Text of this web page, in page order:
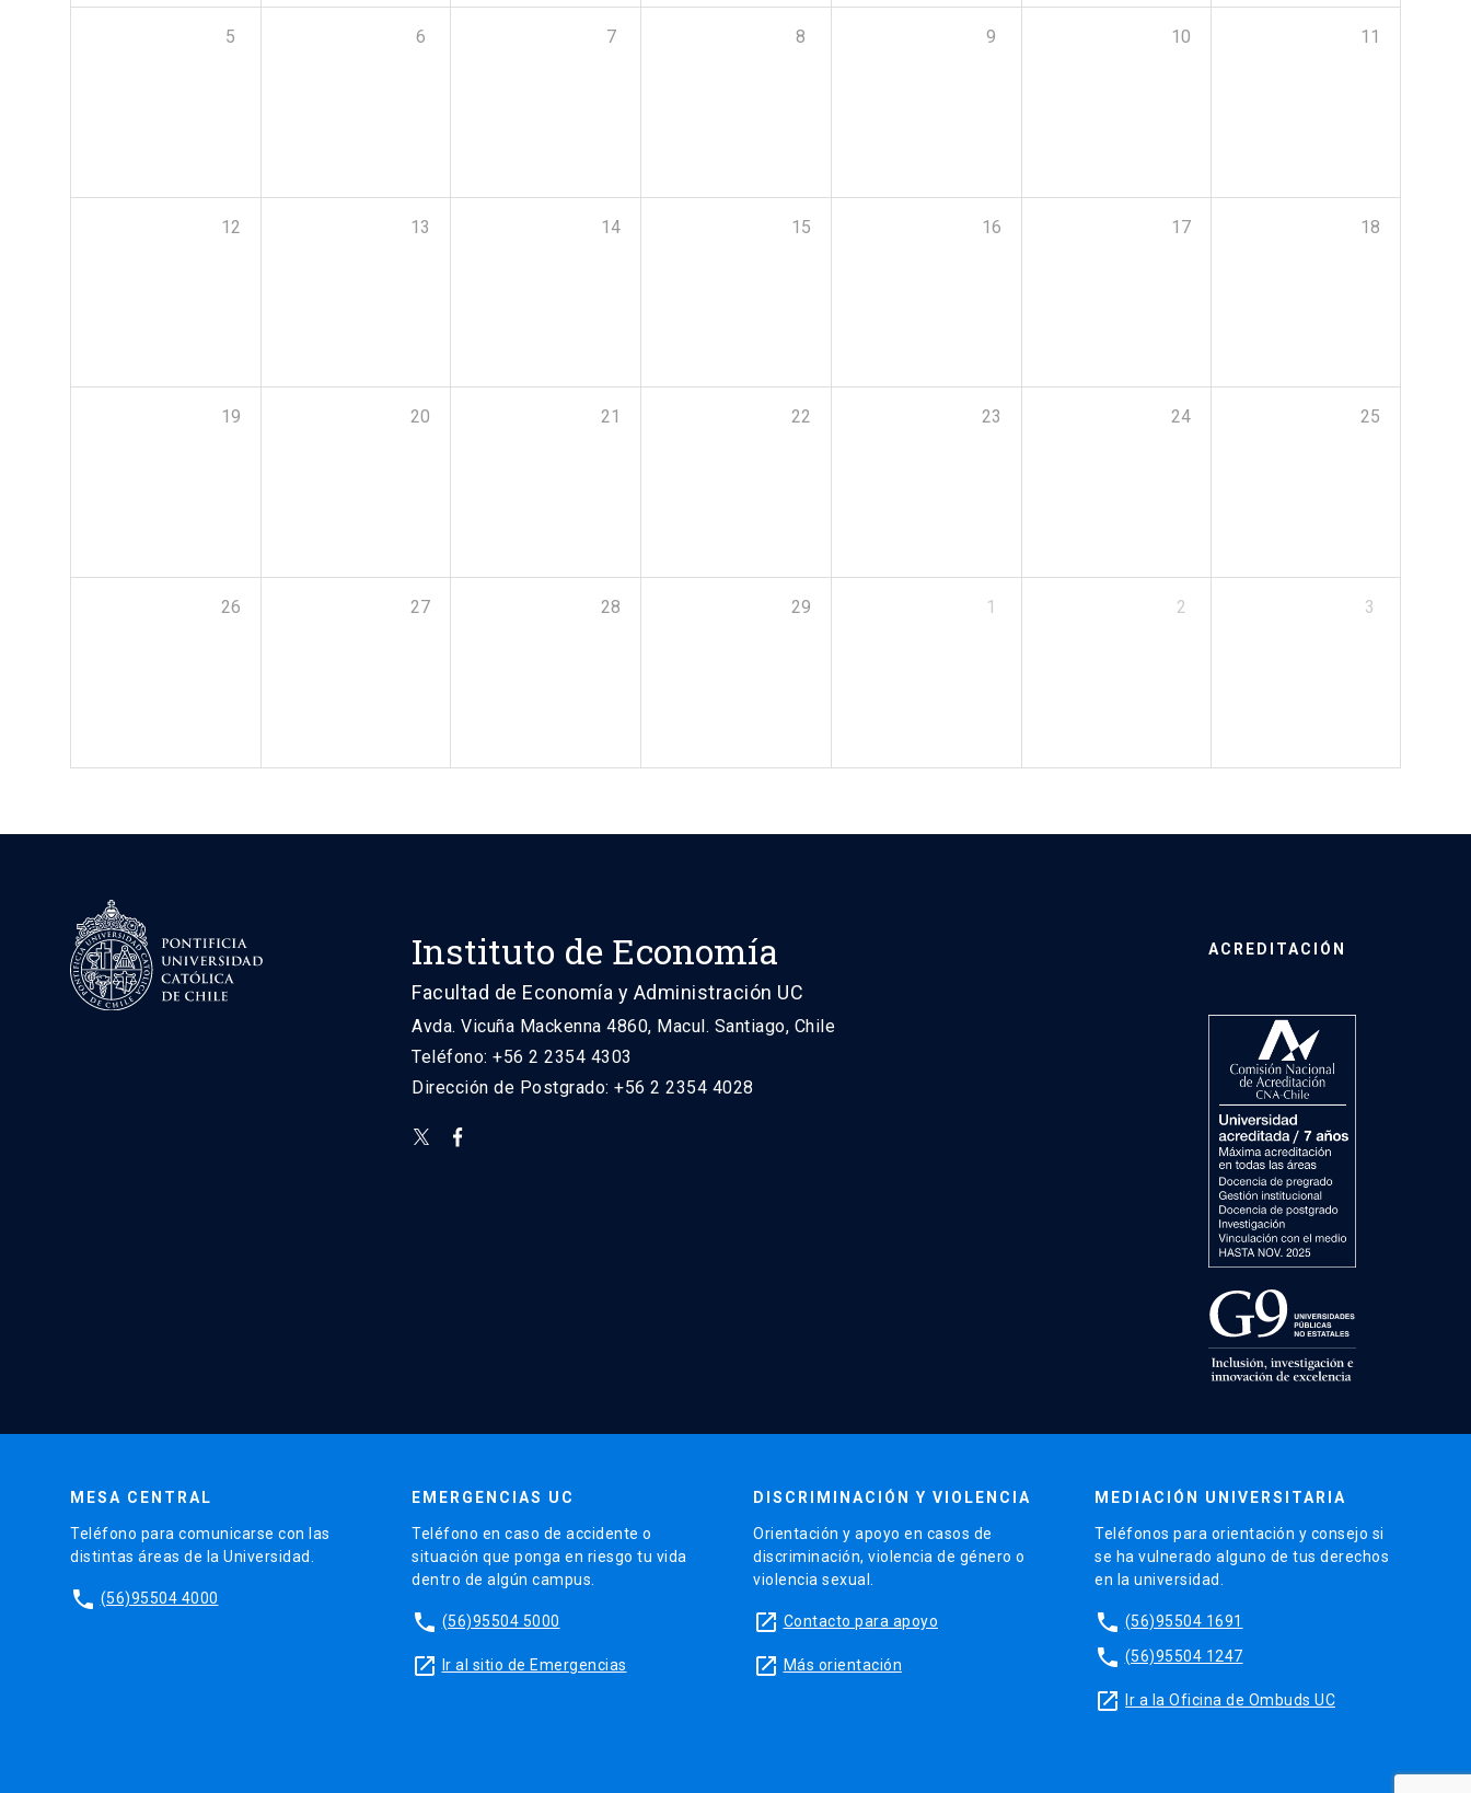
5 6 7 8 9 10 11
12 13 14 15 16 17 18
19 20 21 22 23 24 25
26 27 28 29 1 2 3
Instituto de Economía
Facultad de Economía y Administración UC
Avda. Vicuña Mackenna 4860, Macul. Santiago, Chile
Teléfono: +56 2 2354 4303
Dirección de Postgrado: +56 2 2354 4028
ACREDITACIÓN
MESA CENTRAL
Teléfono para comunicarse con las
distintas áreas de la Universidad.
phone (56)95504 4000
EMERGENCIAS UC
Teléfono en caso de accidente o
situación que ponga en riesgo tu vida
dentro de algún campus.
phone (56)95504 5000
launch Ir al sitio de Emergencias
DISCRIMINACIÓN Y VIOLENCIA
Orientación y apoyo en casos de
discriminación, violencia de género o
violencia sexual.
launch Contacto para apoyo
launch Más orientación
MEDIACIÓN UNIVERSITARIA
Teléfonos para orientación y consejo si
se ha vulnerado alguno de tus derechos
en la universidad.
phone (56)95504 1691
phone (56)95504 1247
launch Ir a la Oficina de Ombuds UC